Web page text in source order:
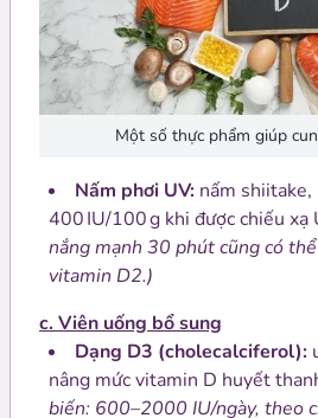
Một số thực phẩm giúp
Nấm phơi UV: nấm
400 IU/100 g khi được chiếu xạ
nắng mạnh 30 phút cũng có
vitamin D2.)
c. Viên uống bổ sung
Dạng D3 (cholecalciferol):
nâng mức vitamin D huyết
biến: 600–2000 IU/ngày, theo